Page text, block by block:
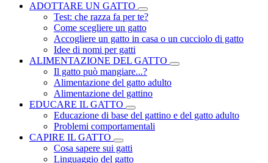
ADOTTARE UN GATTO
Test: che razza fa per te?
Come scegliere un gatto
Accogliere un gatto in casa o un cucciolo di gatto
Idee di nomi per gatti
ALIMENTAZIONE DEL GATTO
Il gatto può mangiare...?
Alimentazione del gatto adulto
Alimentazione del gattino
EDUCARE IL GATTO
Educazione di base del gattino e del gatto adulto
Problemi comportamentali
CAPIRE IL GATTO
Cosa sapere sui gatti
Linguaggio del gatto